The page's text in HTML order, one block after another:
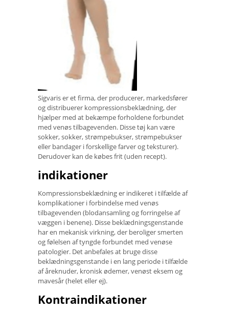
Sigvaris er et firma, der producerer, markedsfører
og distribuerer kompressionsbeklædning, der
hjælper med at bekæmpe forholdene forbundet
med venøs tilbagevenden. Disse tøj kan være
sokker, sokker, strømpebukser, strømpebukser
eller bandager i forskellige farver og teksturer).
Derudover kan de købes frit (uden recept).
indikationer
Kompressionsbeklædning er indikeret i tilfælde af
komplikationer i forbindelse med venøs
tilbagevenden (blodansamling og forringelse af
væggen i benene). Disse beklædningsgenstande
har en mekanisk virkning, der beroliger smerten
og følelsen af ​​tyngde forbundet med venøse
patologier. Det anbefales at bruge disse
beklædningsgenstande i en lang periode i tilfælde
af åreknuder, kronisk ødemer, venøst ​​eksem og
mavesår (helet eller ej).
Kontraindikationer